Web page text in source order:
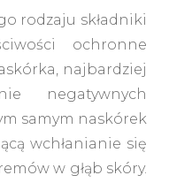
rodzaju składniki
ochronne
najbardziej
negatywnych
samym naskórek
wchłanianie się
w głąb skóry.